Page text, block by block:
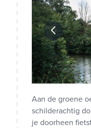
Aan de groene
schilderachtig
je doorheen